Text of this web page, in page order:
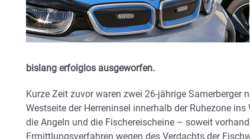
bislang erfolglos ausgeworfen.
Kurze Zeit zuvor waren zwei 26-jährige Samerberger
Westseite der Herreninsel innerhalb der Ruhezone
die Angeln und die Fischereischeine – soweit
Ermittlungsverfahren wegen des Verdachts der